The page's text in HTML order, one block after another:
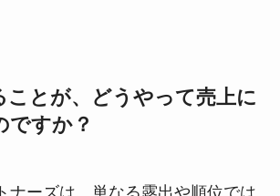
ことが、どうやって売上に
ですか？
ナーズは、単なる露出や順位では